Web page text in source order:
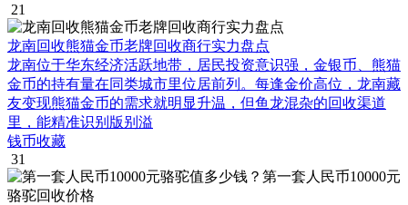
21
龙南回收熊猫金币老牌回收商行实力盘点
龙南位于华东经济活跃地带，居民投资意识强，金银币、熊猫
金币的持有量在同类城市里位居前列。每逢金价高位，龙南藏
友变现熊猫金币的需求就明显升温，但鱼龙混杂的回收渠道
里，能精准识别版别溢
钱币收藏
31